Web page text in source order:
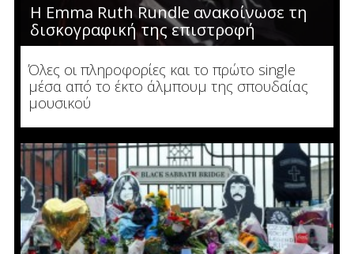
H Emma Ruth Rundle ανακοίνωσε τη
δισκογραφική της επιστροφή
Όλες οι πληροφορίες και το πρώτο single
μέσα από το έκτο άλμπουμ της σπουδαίας
μουσικού